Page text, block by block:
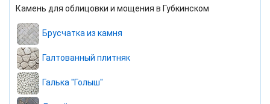
Камень для облицовки и мощения в Губкинском
Брусчатка из камня
Галтованный плитняк
Галька "Голыш"